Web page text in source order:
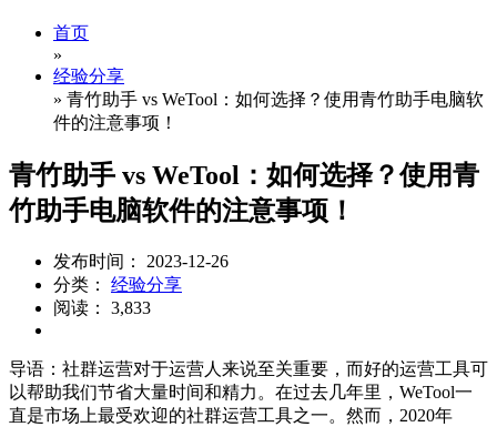
首页
»
经验分享
» 青竹助手 vs WeTool：如何选择？使用青竹助手电脑软
件的注意事项！
青竹助手 vs WeTool：如何选择？使用青
竹助手电脑软件的注意事项！
发布时间： 2023-12-26
分类： 经验分享
阅读： 3,833
导语：社群运营对于运营人来说至关重要，而好的运营工具可
以帮助我们节省大量时间和精力。在过去几年里，WeTool一
直是市场上最受欢迎的社群运营工具之一。然而，2020年